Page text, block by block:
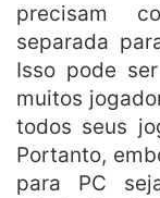
precisam
separada
Isso pode
muitos
todos seus
Portanto,
para PC